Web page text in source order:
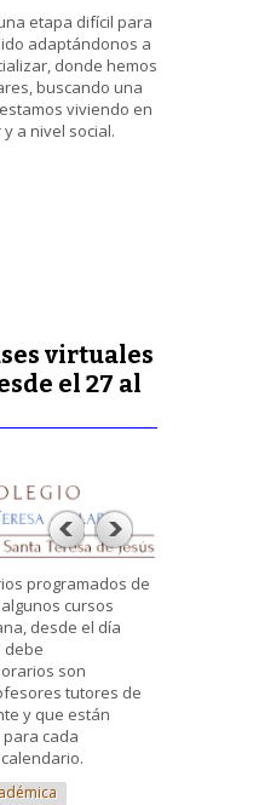
etapa difícil para
adaptándonos a
donde hemos
buscando una
viviendo en
a nivel social.
virtuales
el 27 al
programados de
cursos
desde el día
debe
son
tutores de
y que están
cada